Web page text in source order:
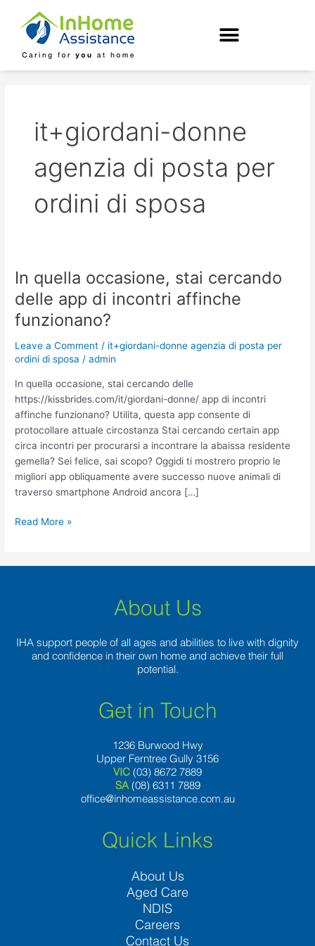
content
it+giordani-donne
agenzia di posta per
ordini di sposa
In quella occasione, stai cercando
delle app di incontri affinche
funzionano?
Leave a Comment / it+giordani-donne agenzia di posta per
ordini di sposa /admin
In quella occasione, stai cercando delle
https://kissbrides.com/it/giordani-donne/ app di incontri
affinche funzionano? Utilita, questa app consente di
protocollare attuale circostanza Stai cercando certain app
circa incontri per procurarsi a incontrare la abaissa residente
gemella? Sei felice, sai scopo? Oggidi ti mostrero proprio le
migliori app obliquamente avere successo nuove animali di
traverso smartphone Android ancora […]
In
quella
occasione,
stai
delle
di
incontri
affinche
funzionano?
Read More »
About Us
IHA support people of all ages and abilities to live with dignity
and confidence in their own home and achieve their full
potential.
Get in Touch
1236 Burwood Hwy
Upper Ferntree Gully 3156
VIC (03) 8672 7889
SA (08) 6311 7889
office@inhomeassistance.com.au
Quick Links
About Us
Aged Care
NDIS
Careers
Contact Us